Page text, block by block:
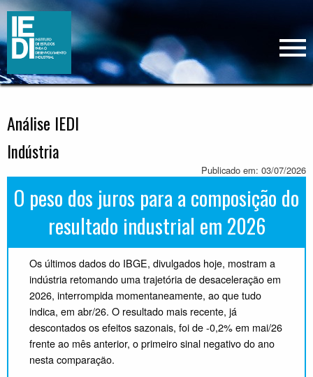
Análise IEDI
Indústria
Publicado em: 03/07/2026
O peso dos juros para a composição do
resultado industrial em 2026
Os últimos dados do IBGE, divulgados hoje, mostram a
indústria retomando uma trajetória de desaceleração em
2026, interrompida momentaneamente, ao que tudo
indica, em abr/26. O resultado mais recente, já
descontados os efeitos sazonais, foi de -0,2% em mai/26
frente ao mês anterior, o primeiro sinal negativo do ano
nesta comparação.